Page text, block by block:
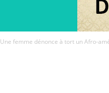
Une femme dénonce à tort un Afro-